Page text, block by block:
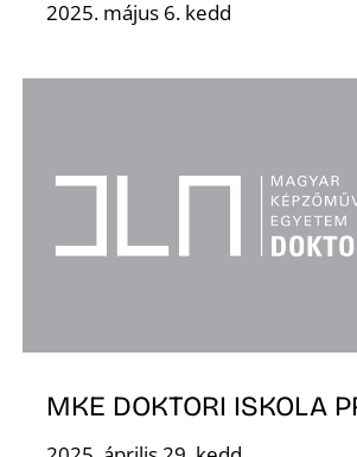
2025. május 6. kedd
MKE DOKTORI ISKOLA